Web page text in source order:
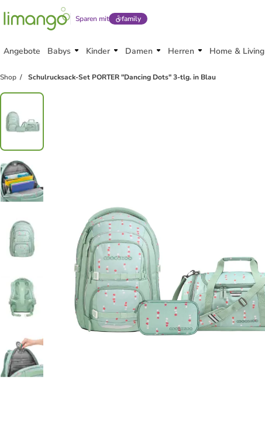
Sparen mit family
Angebote Babys Kinder Damen Herren Home & Living
Shop Schulrucksack-Set PORTER "Dancing Dots" 3-tlg. in Blau